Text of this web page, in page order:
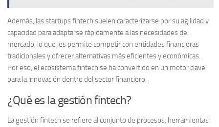
Además, las startups fintech suelen caracterizarse por su agilidad y
capacidad para adaptarse rápidamente a las necesidades del
mercado, lo que les permite competir con entidades financieras
tradicionales y ofrecer alternativas más eficientes y económicas.
Por eso, el ecosistema fintech se ha convertido en un motor clave
para la innovación dentro del sector financiero.
¿Qué es la gestión fintech?
Lagestión fintech se refiere al conjunto de procesos, herramientas